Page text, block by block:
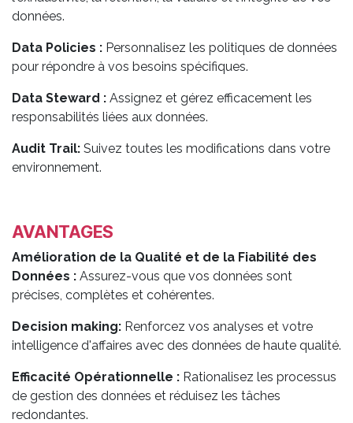
données.
Data Policies : Personnalisez les politiques de données
pour répondre à vos besoins spécifiques.
Data Steward : Assignez et gérez efficacement les
responsabilités liées aux données.
Audit Trail: Suivez toutes les modifications dans votre
environnement.
AVANTAGES
Amélioration de la Qualité et de la Fiabilité des
Données : Assurez-vous que vos données sont
précises, complètes et cohérentes.
Decision making: Renforcez vos analyses et votre
intelligence d'affaires avec des données de haute qualité.
Efficacité Opérationnelle : Rationalisez les processus
de gestion des données et réduisez les tâches
redondantes.